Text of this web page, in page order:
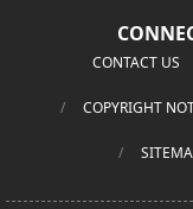
CONTACT US
COPYRIGHT